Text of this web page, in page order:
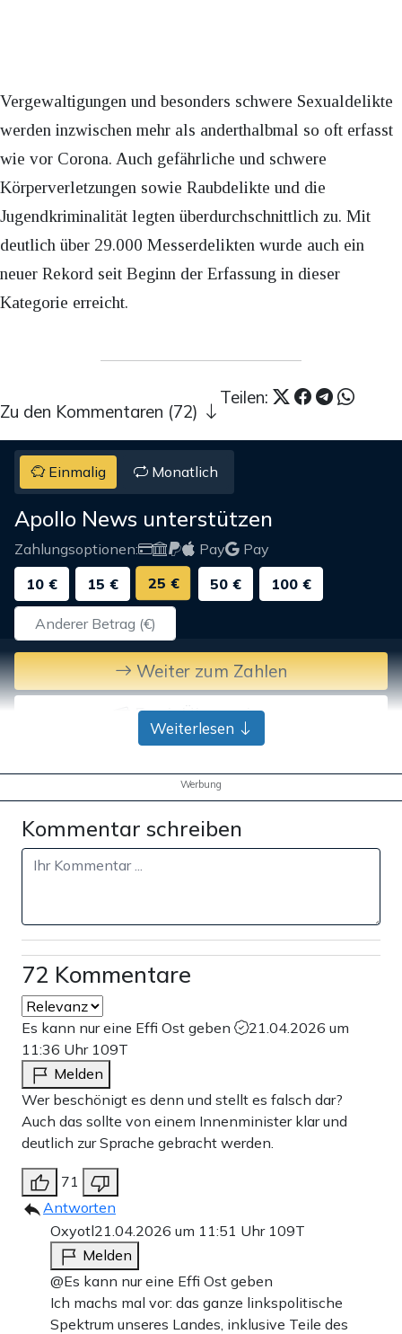
Vergewaltigungen und besonders schwere Sexualdelikte
werden inzwischen mehr als anderthalbmal so oft erfasst
wie vor Corona. Auch gefährliche und schwere
Körperverletzungen sowie Raubdelikte und die
Jugendkriminalität legten überdurchschnittlich zu. Mit
deutlich über 29.000 Messerdelikten wurde auch ein
neuer Rekord seit Beginn der Erfassung in dieser
Kategorie erreicht.
Teilen:
Zu den Kommentaren (72)
Einmalig Monatlich
Apollo News unterstützen
Zahlungsoptionen: Pay
Pay
10 €
15 € 25 € 50 € 100 €
Weiter zum Zahlen
Bank-Überweisung
Weiterlesen
Werbung
Kommentar schreiben
72 Kommentare
Es kann nur eine Effi Ost geben
21.04.2026 um
11:36 Uhr 109T
Melden
Wer beschönigt es denn und stellt es falsch dar?
Auch das sollte von einem Innenminister klar und
deutlich zur Sprache gebracht werden.
71
Antworten
Oxyotl21.04.2026 um 11:51 Uhr 109T
Melden
@Es kann nur eine Effi Ost geben
Ich machs mal vor: das ganze linkspolitische
Spektrum unseres Landes, inklusive Teile des